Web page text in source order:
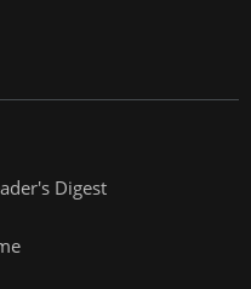
Digest